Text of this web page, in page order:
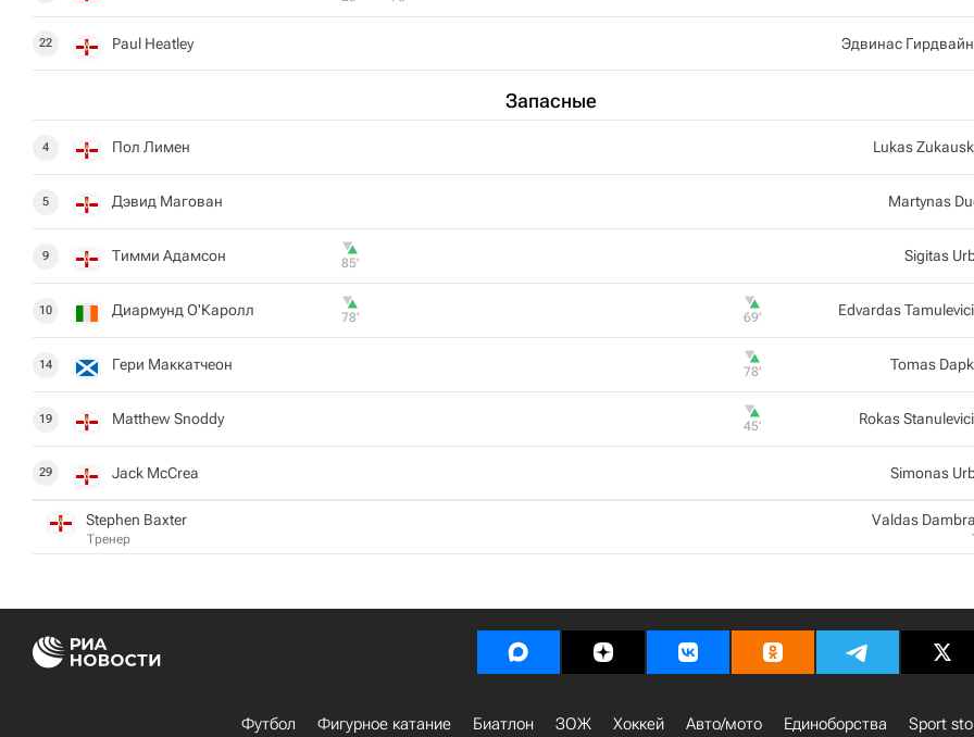
22 Paul Heatley
Запасные
4 Пол Лимен
5 Дэвид Магован
9 Тимми Адамсон 85‎’‎
10 Диармунд O'Каролл 78‎’‎
14 Гери Маккатчеон
19 Matthew Snoddy
29 Jack McCrea
Stephen Baxter
Тренер
Эдвинас
Lukas
Martynas
Sigitas
Edvardas
69‎’‎
Tomas
78‎’‎
Rokas
45‎’‎
Simonas
Valdas
Футбол Фигурное катание Биатлон ЗОЖ Хоккей Авто/мото Единоборства Sport